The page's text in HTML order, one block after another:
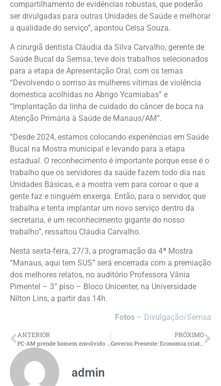
compartilhamento de evidências robustas, que poderão
ser divulgadas para outras Unidades de Saúde e melhorar
a qualidade do serviço”, apontou Celsa Souza.
A cirurgiã dentista Cláudia da Silva Carvalho, gerente de
Saúde Bucal da Semsa, teve dois trabalhos selecionados
para a etapa de Apresentação Oral, com os temas
“Devolvendo o sorriso às mulheres vítimas de violência
doméstica acolhidas no Abrigo Ycamiabas” e
“Implantação da linha de cuidado do câncer de boca na
Atenção Primária à Saúde de Manaus/AM”.
“Desde 2024, estamos colocando experiências em Saúde
Bucal na Mostra municipal e levando para a etapa
estadual. O reconhecimento é importante porque esse é o
trabalho que os servidores da saúde fazem todo dia nas
Unidades Básicas, e a mostra vem para coroar o que a
gente faz e ninguém enxerga. Então, para o servidor, que
trabalha e tenta implantar um novo serviço dentro da
secretaria, é um reconhecimento gigante do nosso
trabalho”, ressaltou Cláudia Carvalho.
Nesta sexta-feira, 27/3, a programação da 4ª Mostra
“Manaus, aqui tem SUS” será encerrada com a premiação
dos melhores relatos, no auditório Professora Vânia
Pimentel – 3° piso – Bloco Unicenter, na Universidade
Nilton Lins, a partir das 14h.
Fotos – Divulgação/Semsa
ANTERIOR
PC-AM prende homem envolvido na execução a tiros de vítima sequestrada no bairro São José Operário
PRÓXIMO
Governo Presente: Economia criativa ganha força com início da temporada bovina
admin